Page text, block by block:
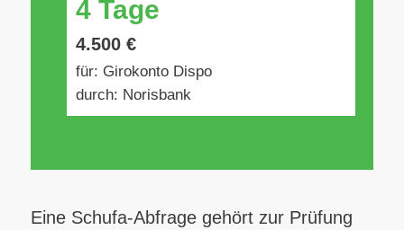
4 Tage
4.500 €
für: Girokonto Dispo
durch: Norisbank
Eine Schufa-Abfrage gehört zur Prüfung